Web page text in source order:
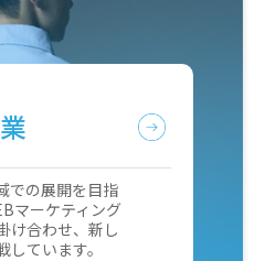
での展開を目指
マーケティング
け合わせ、新し
ています。